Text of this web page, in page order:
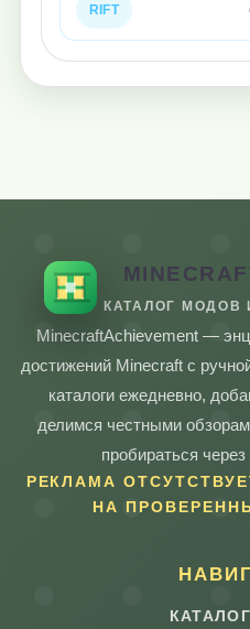
RIFT
КАТАЛОГ МОДОВ
MinecraftAchievement —
достижений Minecraft с
каталоги ежедневно,
делимся честными
пробираться
РЕКЛАМА
НА